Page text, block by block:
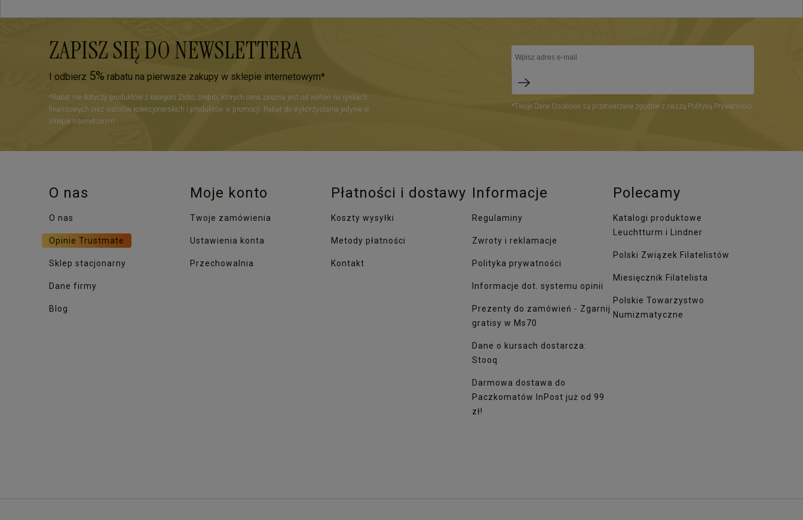
ZAPISZ SIĘ DO NEWSLETTERA
I odbierz 5% rabatu na pierwsze zakupy w sklepie internetowym*
*Rabat nie dotyczy produktów z kategorii Złoto, srebro, których cena zależna jest od wahań na rynkach
finansowych oraz walorów kolekcjonerskich i produktów w promocji. Rabat do wykorzystania jedynie w
sklepie internetowym.
*Twoje Dane Osobowe są przetwarzane zgodnie z naszą Polityką Prywatności.
O nas
O nas
Opinie Trustmate
Sklep stacjonarny
Dane firmy
Blog
Moje konto
Twoje zamówienia
Ustawienia konta
Przechowalnia
Płatności i dostawy
Koszty wysyłki
Metody płatności
Kontakt
Informacje
Regulaminy
Zwroty i reklamacje
Polityka prywatności
Informacje dot. systemu opinii
Prezenty do zamówień - Zgarnij
gratisy w Ms70
Dane o kursach dostarcza:
Stooq
Darmowa dostawa do
Paczkomatów InPost już od 99
zł!
Polecamy
Katalogi produktowe
Leuchtturm i Lindner
Polski Związek Filatelistów
Miesięcznik Filatelista
Polskie Towarzystwo
Numizmatyczne